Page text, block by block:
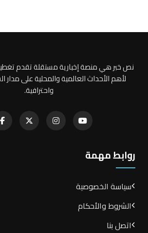
نص خبر هي منصة إخبارية مستقلة تقدم
لأهم الأحداث العالمية والمحلية على مدار
واحترافية.
روابط مهمة
سياسة الخصوصية
الشروط والأحكام
اتصل بنا